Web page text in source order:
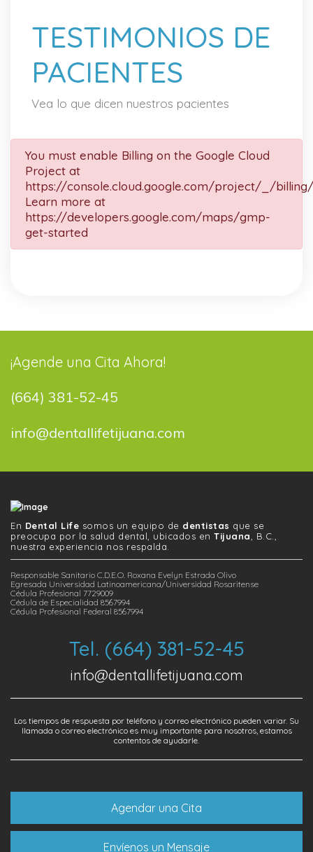
TESTIMONIOS DE
PACIENTES
Vea lo que dicen nuestros pacientes
You must enable Billing on the Google Cloud
Project at
https://console.cloud.google.com/project/_/
Learn more at
https://developers.google.com/maps/gmp-
get-started
¡Agende una Cita Ahora!
(664) 381-52-45
info@dentallifetijuana.com
En Dental Life somos un equipo de dentistas que se
preocupa por la salud dental, ubicados en Tijuana, B.C.,
nuestra experiencia nos respalda.
Responsable Sanitario C.D.E.O. Roxana Evelyn Estrada Olivo
Egresada Universidad Latinoamericana/Universidad Rosaritense
Cédula Profesional 7729009
Cédula de Especialidad 8567994
Cédula Profesional Federal 8567994
Tel. (664) 381-52-45
info@dentallifetijuana.com
Los tiempos de respuesta por teléfono y correo electrónico pueden variar. Su
llamada o correo electrónico es muy importante para nosotros, estamos
contentos de ayudarle.
Agendar una Cita
Envíenos un Mensaje